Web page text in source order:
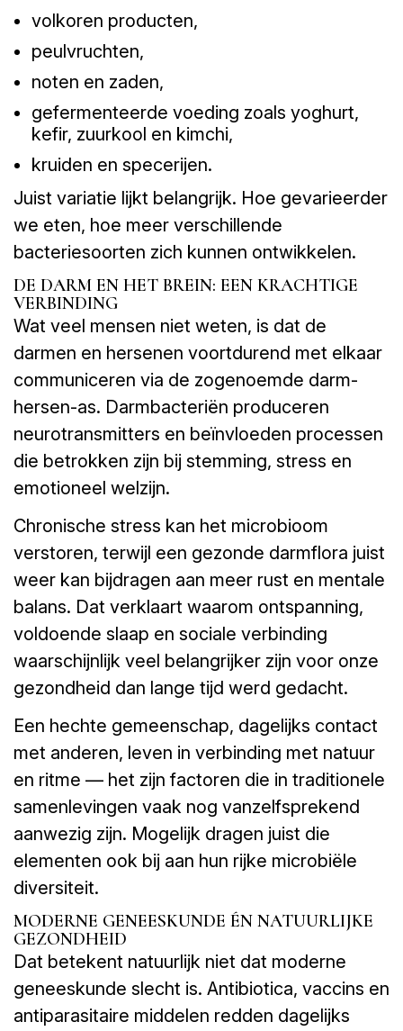
volkoren producten,
peulvruchten,
noten en zaden,
gefermenteerde voeding zoals yoghurt,
kefir, zuurkool en kimchi,
kruiden en specerijen.
Juist variatie lijkt belangrijk. Hoe gevarieerder
we eten, hoe meer verschillende
bacteriesoorten zich kunnen ontwikkelen.
DE DARM EN HET BREIN: EEN KRACHTIGE
VERBINDING
Wat veel mensen niet weten, is dat de
darmen en hersenen voortdurend met elkaar
communiceren via de zogenoemde darm-
hersen-as. Darmbacteriën produceren
neurotransmitters en beïnvloeden processen
die betrokken zijn bij stemming, stress en
emotioneel welzijn.
Chronische stress kan het microbioom
verstoren, terwijl een gezonde darmflora juist
weer kan bijdragen aan meer rust en mentale
balans. Dat verklaart waarom ontspanning,
voldoende slaap en sociale verbinding
waarschijnlijk veel belangrijker zijn voor onze
gezondheid dan lange tijd werd gedacht.
Een hechte gemeenschap, dagelijks contact
met anderen, leven in verbinding met natuur
en ritme — het zijn factoren die in traditionele
samenlevingen vaak nog vanzelfsprekend
aanwezig zijn. Mogelijk dragen juist die
elementen ook bij aan hun rijke microbiële
diversiteit.
MODERNE GENEESKUNDE ÉN NATUURLIJKE
GEZONDHEID
Dat betekent natuurlijk niet dat moderne
geneeskunde slecht is. Antibiotica, vaccins en
antiparasitaire middelen redden dagelijks